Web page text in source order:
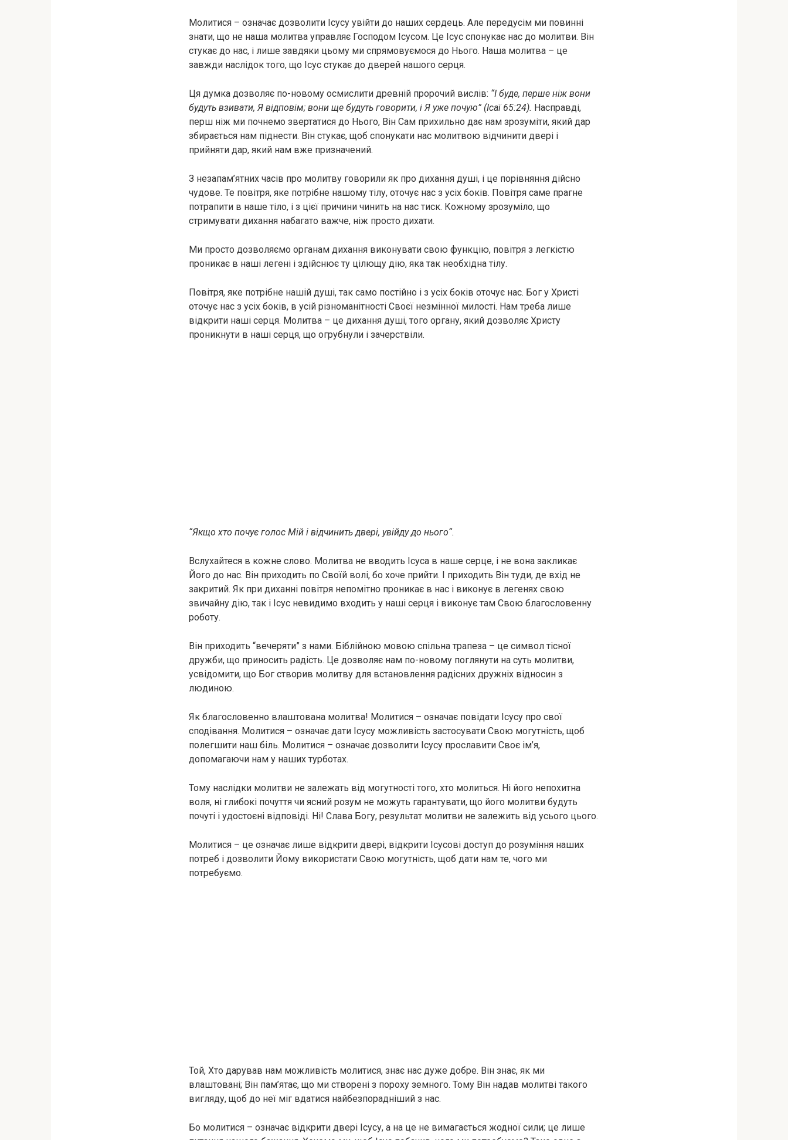
Молитися – означає дозволити Ісусу увійти до наших сердець. Але передусім ми повинні
знати, що не наша молитва управляє Господом Ісусом. Це Ісус спонукає нас до молитви. Він
стукає до нас, і лише завдяки цьому ми спрямовуємося до Нього. Наша молитва – це
завжди наслідок того, що Ісус стукає до дверей нашого серця.
Ця думка дозволяє по-новому осмислити древній пророчий вислів: “І буде, перше ніж вони
будуть взивати, Я відповім; вони ще будуть говорити, і Я уже почую” (Ісаї 65:24). Насправді,
перш ніж ми почнемо звертатися до Нього, Він Сам прихильно дає нам зрозуміти, який дар
збирається нам піднести. Він стукає, щоб спонукати нас молитвою відчинити двері і
прийняти дар, який нам вже призначений.
З незапам’ятних часів про молитву говорили як про дихання душі, і це порівняння дійсно
чудове. Те повітря, яке потрібне нашому тілу, оточує нас з усіх боків. Повітря саме прагне
потрапити в наше тіло, і з цієї причини чинить на нас тиск. Кожному зрозуміло, що
стримувати дихання набагато важче, ніж просто дихати.
Ми просто дозволяємо органам дихання виконувати свою функцію, повітря з легкістю
проникає в наші легені і здійснює ту цілющу дію, яка так необхідна тілу.
Повітря, яке потрібне нашій душі, так само постійно і з усіх боків оточує нас. Бог у Христі
оточує нас з усіх боків, в усій різноманітності Своєї незмінної милості. Нам треба лише
відкрити наші серця. Молитва – це дихання душі, того органу, який дозволяє Христу
проникнути в наші серця, що огрубнули і зачерствіли.
“Якщо хто почує голос Мій і відчинить двері, увійду до нього“.
Вслухайтеся в кожне слово. Молитва не вводить Ісуса в наше серце, і не вона закликає
Його до нас. Він приходить по Своїй волі, бо хоче прийти. І приходить Він туди, де вхід не
закритий. Як при диханні повітря непомітно проникає в нас і виконує в легенях свою
звичайну дію, так і Ісус невидимо входить у наші серця і виконує там Свою благословенну
роботу.
Він приходить “вечеряти” з нами. Біблійною мовою спільна трапеза – це символ тісної
дружби, що приносить радість. Це дозволяє нам по-новому поглянути на суть молитви,
усвідомити, що Бог створив молитву для встановлення радісних дружніх відносин з
людиною.
Як благословенно влаштована молитва! Молитися – означає повідати Ісусу про свої
сподівання. Молитися – означає дати Ісусу можливість застосувати Свою могутність, щоб
полегшити наш біль. Молитися – означає дозволити Ісусу прославити Своє ім’я,
допомагаючи нам у наших турботах.
Тому наслідки молитви не залежать від могутності того, хто молиться. Ні його непохитна
воля, ні глибокі почуття чи ясний розум не можуть гарантувати, що його молитви будуть
почуті і удостоєні відповіді. Ні! Слава Богу, результат молитви не залежить від усього цього.
Молитися – це означає лише відкрити двері, відкрити Ісусові доступ до розуміння наших
потреб і дозволити Йому використати Свою могутність, щоб дати нам те, чого ми
потребуємо.
Той, Хто дарував нам можливість молитися, знає нас дуже добре. Він знає, як ми
влаштовані; Він пам’ятає, що ми створені з пороху земного. Тому Він надав молитві такого
вигляду, щоб до неї міг вдатися найбезпорадніший з нас.
Бо молитися – означає відкрити двері Ісусу, а на це не вимагається жодної сили; це лише